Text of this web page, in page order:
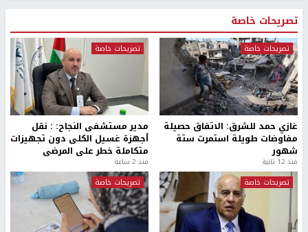
تصريحات خاصة
تصريحات خاصة
غازي حمد للشرق: الاتفاق حصيلة
مفاوضات طويلة استمرت ستة
شهور
منذ 12 ثانية
تصريحات خاصة
مدير مستشفى النجاح: : نقل
أجهزة غسيل الكلى دون تجهيزات
متكاملة خطر على المرضى
منذ 2 ساعة
تصريحات خاصة
تصريحات خاصة